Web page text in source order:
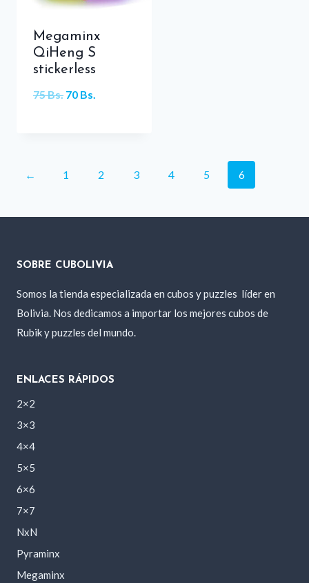
Megaminx
QiHeng S
stickerless
75Bs. El
75 Bs..
70 Bs.
70 Bs..
← 1 2 3 4 5 6
SOBRE CUBOLIVIA
Somos la tienda especializada en cubos y puzzles líder en
Bolivia. Nos dedicamos a importar los mejores cubos de
Rubik y puzzles del mundo.
ENLACES RÁPIDOS
2×2
3×3
4×4
5×5
6×6
7×7
NxN
Pyraminx
Megaminx